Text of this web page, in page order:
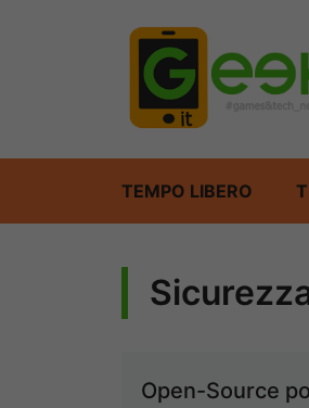
TEMPO LIBERO
Open-Source